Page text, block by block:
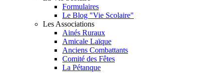
Formulaires
Le Blog "Vie Scolaire"
Les Associations
Ainés Ruraux
Amicale Laïque
Anciens Combattants
Comité des Fêtes
La Pétanque